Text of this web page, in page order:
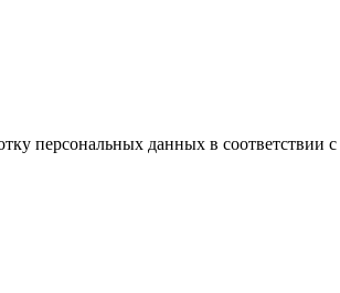
персональных данных в соответствии с